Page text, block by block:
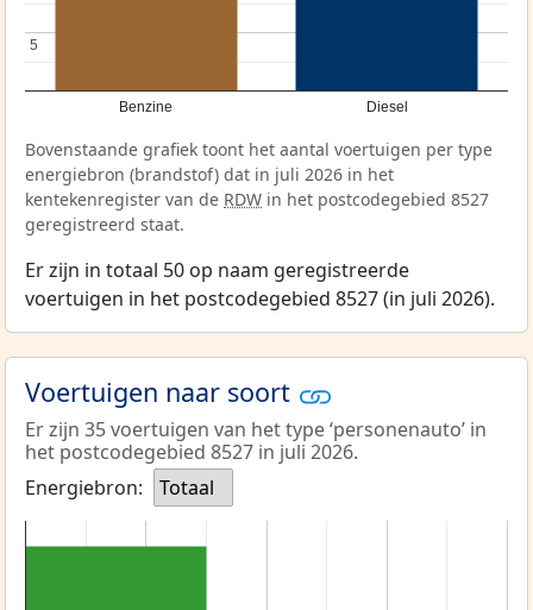
Benzine Diesel
5
5
Bovenstaande grafiek toont het aantal voertuigen per type
energiebron (brandstof) dat in juli 2026 in het
kentekenregister van de RDW in het postcodegebied 8527
geregistreerd staat.
Er zijn in totaal 50 op naam geregistreerde
voertuigen in het postcodegebied 8527 (in juli 2026).
Voertuigen naar soort
Er zijn 35 voertuigen van het type ‘personenauto’ in
het postcodegebied 8527 in juli 2026.
Energiebron:
Totaal